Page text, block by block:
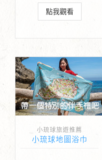
點我觀看
小琉球旅遊推薦
小琉球地圖浴巾